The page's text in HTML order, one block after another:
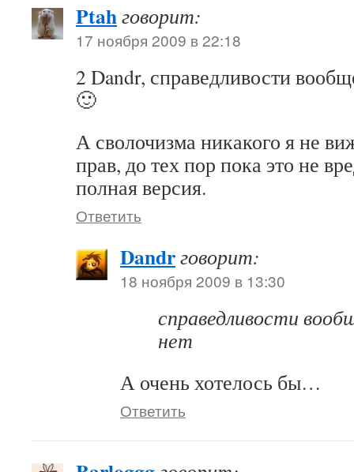
Ptahговорит:
17 ноября 2009 в 22:18
2 Dandr, справедливости
🙂
А сволочизма никакого я не
прав, до тех пор пока это не
полная версия.
Ответить
Dandrговорит:
18 ноября 2009 в 13:30
справедливости
нет
А очень хотелось бы…
Ответить